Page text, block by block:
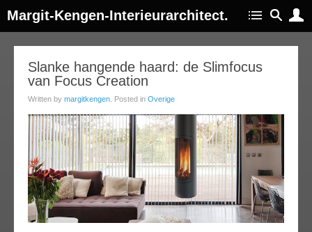
Margit-Kengen-Interieurarchitect.
Slanke hangende haard: de Slimfocus
van Focus Creation
Written by margitkengen . Posted in Overige